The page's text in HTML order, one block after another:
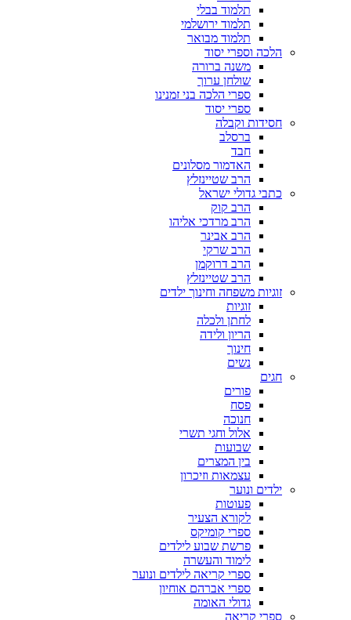
תלמוד בבלי
תלמוד ירושלמי
תלמוד מבואר
הלכה וספרי יסוד
משנה ברורה
שולחן ערוך
ספרי הלכה בני זמנינו
ספרי יסוד
חסידות וקבלה
ברסלב
חבד
האדמור מסלונים
הרב שטיינזלץ
כתבי גדולי ישראל
הרב קוק
הרב מרדכי אליהו
הרב אבינר
הרב שרקי
הרב דרוקמן
הרב שטיינזלץ
זוגיות משפחה וחינוך ילדים
זוגיות
לחתן ולכלה
הריון ולידה
חינוך
נשים
חגים
פורים
פסח
חנוכה
אלול וחגי תשרי
שבועות
בין המצרים
עצמאות וזיכרון
ילדים ונוער
פעוטות
לקורא הצעיר
ספרי קומיקס
פרשת שבוע לילדים
לימוד והעשרה
ספרי קריאה לילדים ונוער
ספרי אברהם אוחיון
גדולי האומה
ספרי קריאה